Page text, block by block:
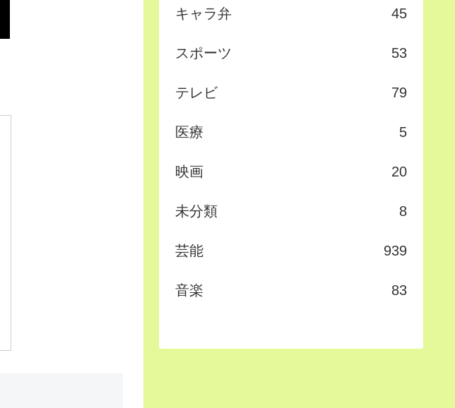
キャラ弁 45
スポーツ 53
テレビ 79
医療 5
映画 20
未分類 8
芸能 939
音楽 83